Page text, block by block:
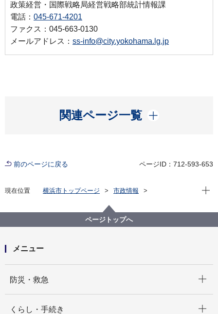
政策経営・国際戦略局経営戦略部統計情報課
電話： 045-671-4201
ファクス：045-663-0130
メールアドレス： ss-info@city.yokohama.lg.jp
関連ページ一覧
開く
前のページに戻る ページID：712-593-653
現在位置 横浜市トップページ
市政情報
統計データをさがす（分野から）
６－１ 商業（卸売、小売業）における事業所数、従業
現在
ページトップへ
メニュー
防災・救急
くらし・手続き